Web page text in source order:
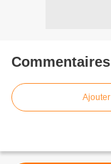
Commentaires